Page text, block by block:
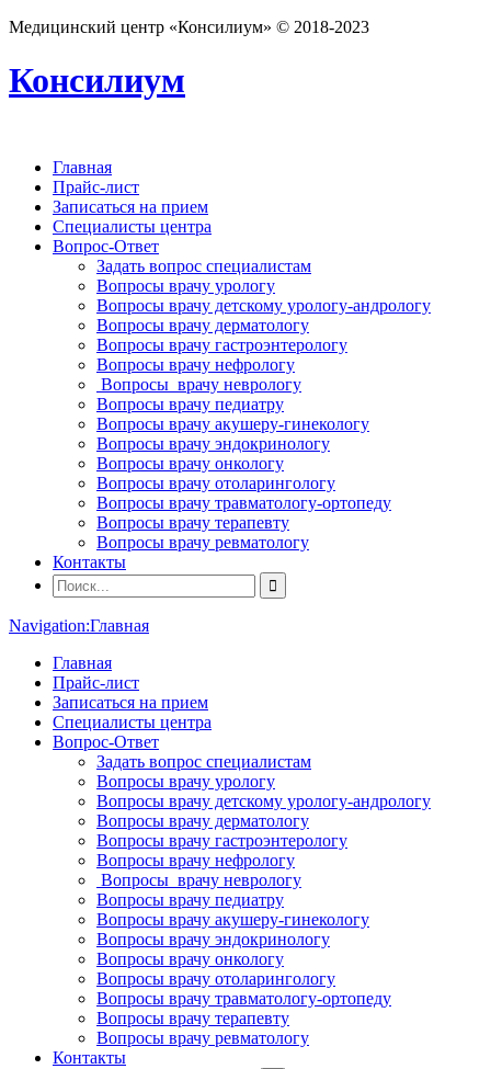
Медицинский центр «Консилиум» © 2018-2023
Консилиум
Главная
Прайс-лист
Записаться на прием
Специалисты центра
Вопрос-Ответ
Задать вопрос специалистам
Вопросы врачу урологу
Вопросы врачу детскому урологу-андрологу
Вопросы врачу дерматологу
Вопросы врачу гастроэнтерологу
Вопросы врачу нефрологу
Вопросы врачу неврологу
Вопросы врачу педиатру
Вопросы врачу акушеру-гинекологу
Вопросы врачу эндокринологу
Вопросы врачу онкологу
Вопросы врачу отоларингологу
Вопросы врачу травматологу-ортопеду
Вопросы врачу терапевту
Вопросы врачу ревматологу
Контакты
Navigation:Главная
Главная
Прайс-лист
Записаться на прием
Специалисты центра
Вопрос-Ответ
Задать вопрос специалистам
Вопросы врачу урологу
Вопросы врачу детскому урологу-андрологу
Вопросы врачу дерматологу
Вопросы врачу гастроэнтерологу
Вопросы врачу нефрологу
Вопросы врачу неврологу
Вопросы врачу педиатру
Вопросы врачу акушеру-гинекологу
Вопросы врачу эндокринологу
Вопросы врачу онкологу
Вопросы врачу отоларингологу
Вопросы врачу травматологу-ортопеду
Вопросы врачу терапевту
Вопросы врачу ревматологу
Контакты